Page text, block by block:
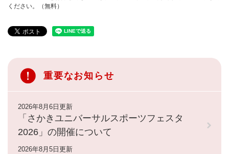
ください。（無料）
重要なお知らせ
2026年8月6日更新
「さかきユニバーサルスポーツフェスタ
2026」の開催について
2026年8月5日更新